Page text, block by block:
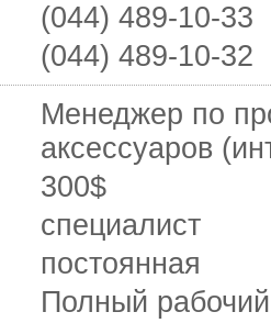
(044) 489-10-33
(044) 489-10-32
Менеджер по
аксессуаров
300$
специалист
постоянная
Полный